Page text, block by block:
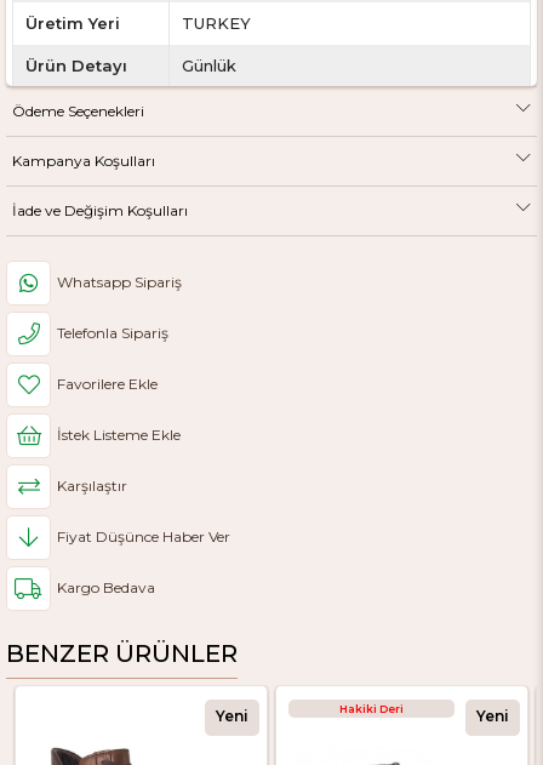
Üretim Yeri TURKEY
Ürün Detayı Günlük
Topuk
Kalıp
Ağırlık 800 gr
Ödeme Seçenekleri
Kampanya Koşulları
İade ve Değişim Koşulları
Whatsapp Sipariş
Telefonla Sipariş
Favorilere Ekle
İstek Listeme Ekle
Karşılaştır
Fiyat Düşünce Haber Ver
Kargo Bedava
BENZER ÜRÜNLER
Yeni
Yeni
Hakiki Deri